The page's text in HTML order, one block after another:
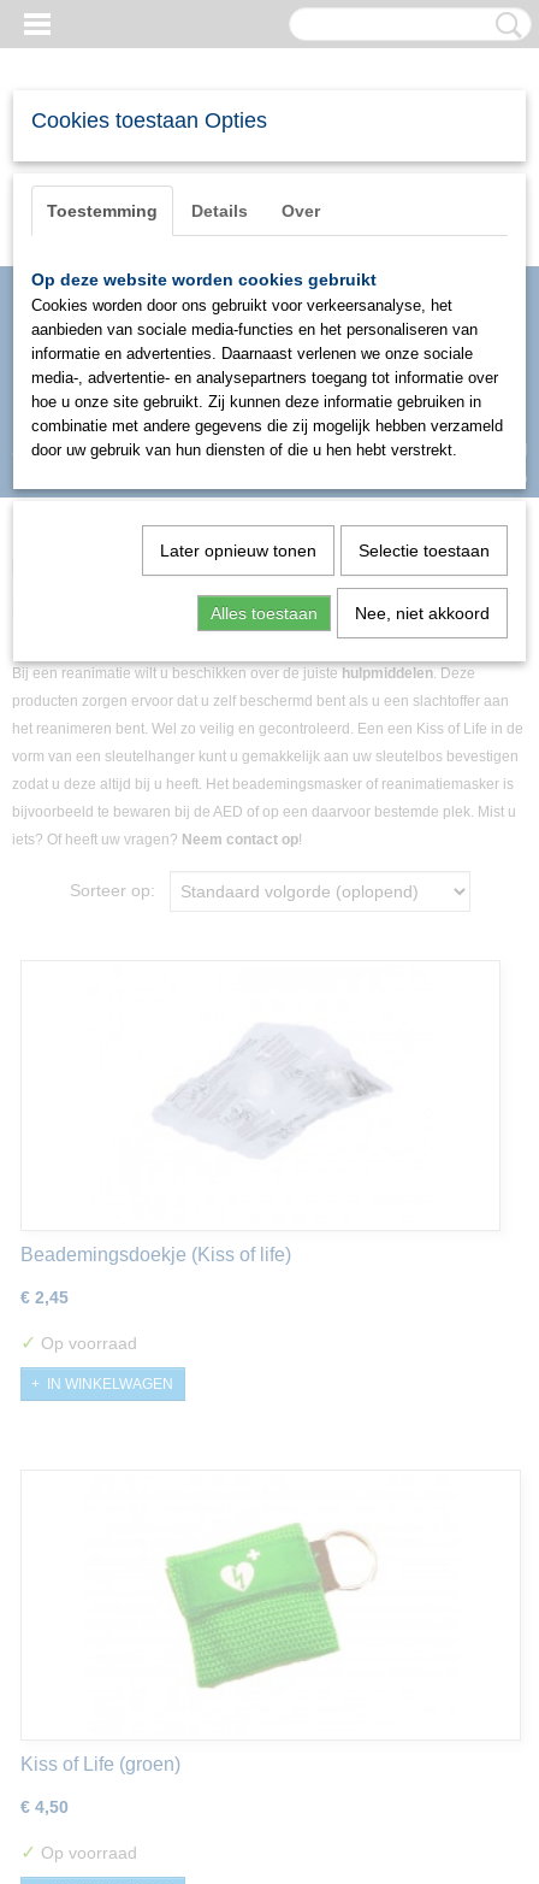
Inloggen Registreren
UW WINKELWAGEN
(0)
Bij een reanimatie wilt u beschikken over de juiste hulpmiddelen. Deze
producten zorgen ervoor dat u zelf beschermd bent als u een slachtoffer aan
het reanimeren bent. Wel zo veilig en gecontroleerd. Een een Kiss of Life in de
vorm van een sleutelhanger kunt u gemakkelijk aan uw sleutelbos bevestigen
zodat u deze altijd bij u heeft. Het beademingsmasker of reanimatiemasker is
bijvoorbeeld te bewaren bij de AED of op een daarvoor bestemde plek. Mist u
iets? Of heeft uw vragen? Neem contact op!
Sorteer op:
Beademingsdoekje (Kiss of life)
€ 2,45
✓ Op voorraad
IN WINKELWAGEN
Kiss of Life (groen)
€ 4,50
✓ Op voorraad
Cookies toestaan Opties
Toestemming Details Over
Op deze website worden cookies gebruikt
Cookies worden door ons gebruikt voor verkeersanalyse, het
aanbieden van sociale media-functies en het personaliseren van
informatie en advertenties. Daarnaast verlenen we onze sociale
media-, advertentie- en analysepartners toegang tot informatie over
hoe u onze site gebruikt. Zij kunnen deze informatie gebruiken in
combinatie met andere gegevens die zij mogelijk hebben verzameld
door uw gebruik van hun diensten of die u hen hebt verstrekt.
Later opnieuw tonen Selectie toestaan
Alles toestaan Nee, niet akkoord